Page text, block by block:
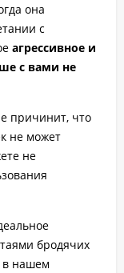
она
с
агрессивное и
с вами не
причинит, что
не может
не
бродячих
в нашем